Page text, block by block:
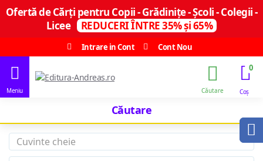
Ofertă de Cărți pentru Copii - Grădinițe - Școli - Colegii -
Licee
REDUCERI ÎNTRE 35% și 65%
Intrare in Cont
Cont Nou
0
Căutare